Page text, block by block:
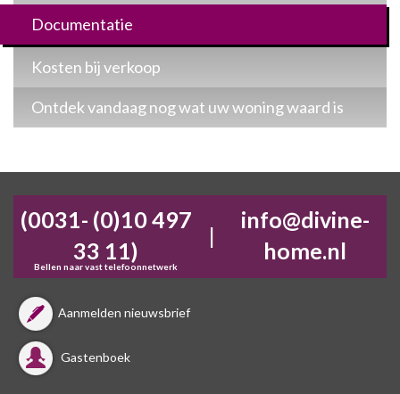
Documentatie
Kosten bij verkoop
Ontdek vandaag nog wat uw woning waard is
(0031- (0)10 497
33 11)
Bellen naar vast telefoonnetwerk
|
info@divine-
home.nl
Aanmelden nieuwsbrief
Gastenboek